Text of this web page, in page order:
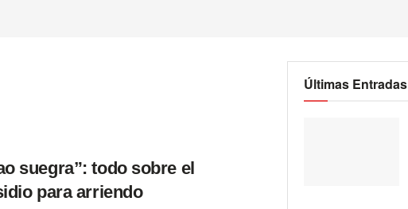
suegra”: todo sobre el
para arriendo
Últimas Entradas